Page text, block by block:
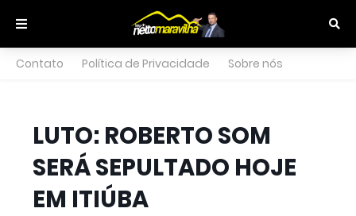
Contato Política de Privacidade Sobre nós
LUTO: ROBERTO SOM
SERÁ SEPULTADO HOJE
EM ITIÚBA